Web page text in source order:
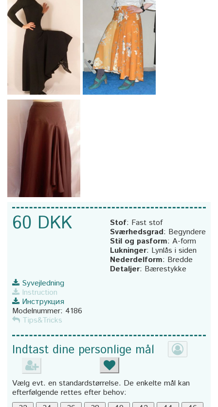
60 DKK Stof: Fast stof
Sværhedsgrad: Begyndere
Stil og pasform: A-form
Lukninger: Lynlås i siden
Nederdelform: Bredde
Detaljer: Bærestykke
Syvejledning
Instruction
Инструкция
Modelnummer: 4186
Tips&Tricks
Indtast dine personlige mål
Vælg evt. en standardstørrelse. De enkelte mål kan
efterfølgende rettes efter behov: